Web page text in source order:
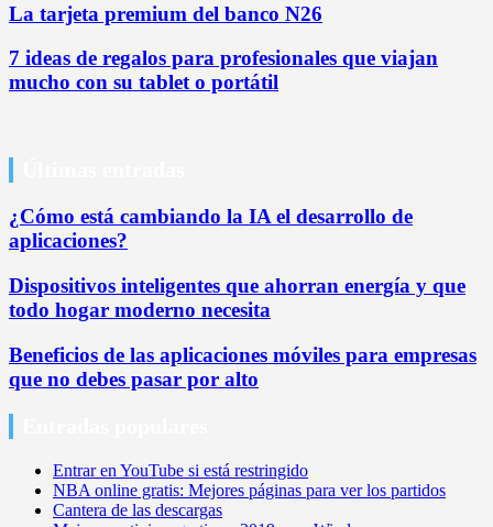
La tarjeta premium del banco N26
7 ideas de regalos para profesionales que viajan
mucho con su tablet o portátil
¿Cómo está cambiando la IA el desarrollo de
aplicaciones?
Dispositivos inteligentes que ahorran energía y que
todo hogar moderno necesita
Beneficios de las aplicaciones móviles para empresas
que no debes pasar por alto
Entrar en YouTube si está restringido
NBA online gratis: Mejores páginas para ver los partidos
Cantera de las descargas